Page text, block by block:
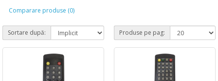
Comparare produse (0)
Sortare după: Produse pe pag: